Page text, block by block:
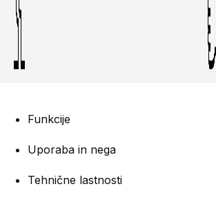
Funkcije
Uporaba in nega
Tehnične lastnosti